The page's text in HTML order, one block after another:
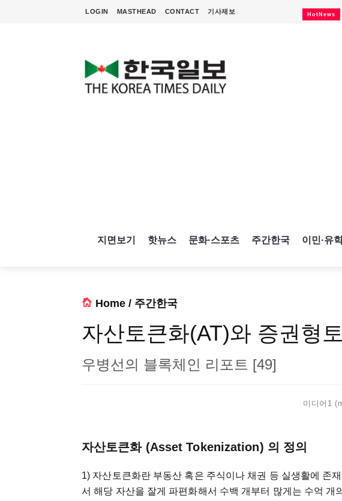
LOGIN MASTHEAD CONTACT 기사제보 HotNews
지면보기 핫뉴스 문화·스포츠 주간한국 이민·유
Home / 주간한국
자산토큰화(AT)와 증권형
우병선의 블록체인 리포트 [49]
미디어1
자산토큰화 (Asset Tokenization) 의 정의
1) 자산토큰화란 부동산 혹은 주식이나 채권 등 실생활에 존
서 해당 자산을 잘게 파편화해서 수백 개부터 많게는 수억